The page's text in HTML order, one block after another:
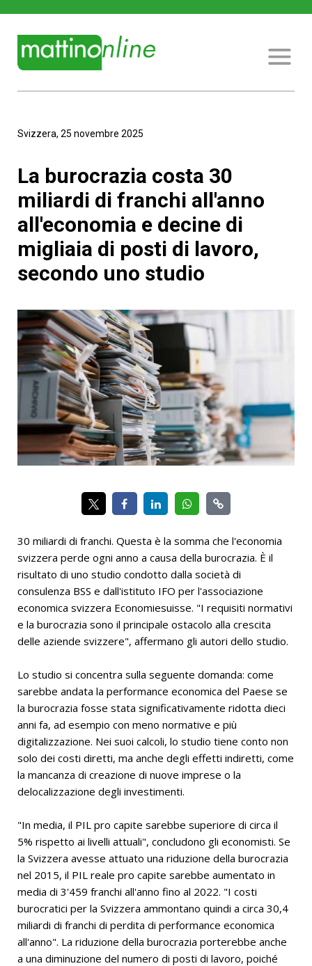
Svizzera, 25 novembre 2025
La burocrazia costa 30
miliardi di franchi all'anno
all'economia e decine di
migliaia di posti di lavoro,
secondo uno studio
30 miliardi di franchi. Questa è la somma che l'economia
svizzera perde ogni anno a causa della burocrazia. È il
risultato di uno studio condotto dalla società di
consulenza BSS e dall'istituto IFO per l'associazione
economica svizzera Economiesuisse. "I requisiti normativi
e la burocrazia sono il principale ostacolo alla crescita
delle aziende svizzere", affermano gli autori dello studio.
Lo studio si concentra sulla seguente domanda: come
sarebbe andata la performance economica del Paese se
la burocrazia fosse stata significativamente ridotta dieci
anni fa, ad esempio con meno normative e più
digitalizzazione. Nei suoi calcoli, lo studio tiene conto non
solo dei costi diretti, ma anche degli effetti indiretti, come
la mancanza di creazione di nuove imprese o la
delocalizzazione degli investimenti.
"In media, il PIL pro capite sarebbe superiore di circa il
5% rispetto ai livelli attuali", concludono gli economisti. Se
la Svizzera avesse attuato una riduzione della burocrazia
nel 2015, il PIL reale pro capite sarebbe aumentato in
media di 3'459 franchi all'anno fino al 2022. "I costi
burocratici per la Svizzera ammontano quindi a circa 30,4
miliardi di franchi di perdita di performance economica
all'anno". La riduzione della burocrazia porterebbe anche
a una diminuzione del numero di posti di lavoro, poiché